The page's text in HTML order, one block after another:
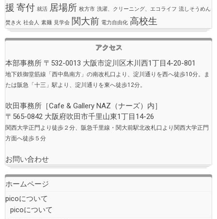
援 寄付 就活 居場所 枚方市 洗濯、クリーニング、エコライフ 流しそうめん
焚き火 社会人 素麺 見学会 関大前 電力自由化 高校生
アクセス
本部事務所 〒532-0013 大阪市淀川区木川西1丁目4-20-801
地下鉄御堂筋線「西中島南方」の南改札口より、淀川通りを西へ徒歩10分。ま
たは阪急「十三」駅より、淀川通りを東へ徒歩12分。
吹田事務所［Cafe & Gallery NAZ（ナーズ） 内］
〒565-0842 大阪府吹田市千里山東1丁目14-26
関西大学正門より徒歩２分、阪急千里線・関大前駅北改札口より関西大学正門
方面へ徒歩５分
お問い合わせ
ホームページ
picoについて
picoについて